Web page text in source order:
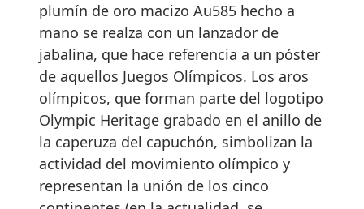
plumín de oro macizo Au585 hecho a
mano se realza con un lanzador de
jabalina, que hace referencia a un póster
de aquellos Juegos Olímpicos. Los aros
olímpicos, que forman parte del logotipo
Olympic Heritage grabado en el anillo de
la caperuza del capuchón, simbolizan la
actividad del movimiento olímpico y
representan la unión de los cinco